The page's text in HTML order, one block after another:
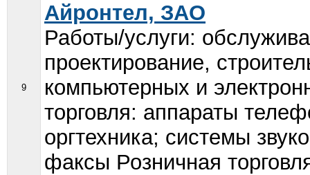
9
Айронтел, ЗАО
Работы/услуги:
проектирование,
компьютерных и
торговля: аппараты
оргтехника; системы
факсы Розничная